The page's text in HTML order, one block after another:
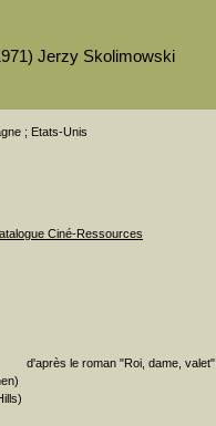
Jerzy Skolimowski
; Etats-Unis
Ciné-Ressources
d'après le roman "Roi, dame, valet"